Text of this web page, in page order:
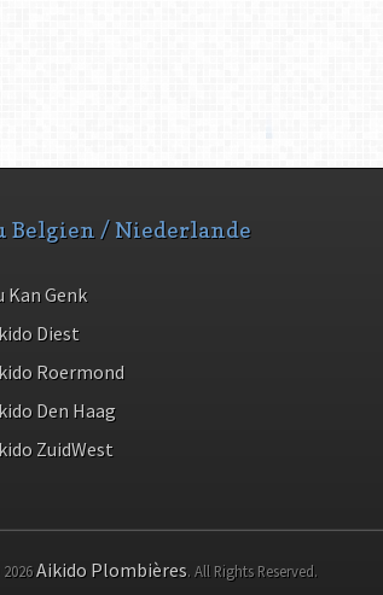
Belgien / Niederlande
Kan Genk
Diest
Roermond
Den Haag
ZuidWest
Aikido Plombières. All Rights Reserved.